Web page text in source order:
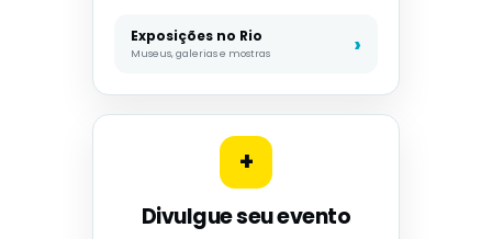
Exposições no Rio
Museus, galerias e mostras
+
Divulgue seu evento